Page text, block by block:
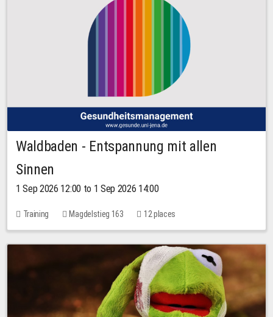
Waldbaden - Entspannung mit allen
Sinnen
1 Sep 2026 12:00 to 1 Sep 2026 14:00
Training Magdelstieg 163 12 places